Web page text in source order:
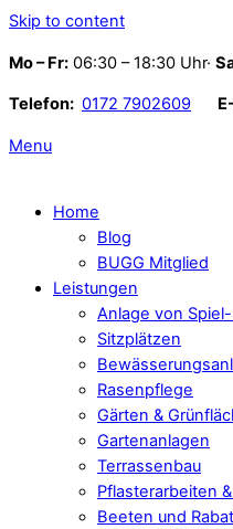
Skip to content
Mo – Fr: 06:30 – 18:30 Uhr·
Telefon: 0172 7902609
Menu
Home
Blog
BUGG Mitglied
Leistungen
Anlage von
Sitzplätzen
Rasenpflege
Gärten &
Gartenanlagen
Terrassenbau
Pflasterarbeiten
Beeten und